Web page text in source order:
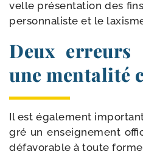
velle pré­sen­ta­tion des
per­son­na­liste et le
Deux erreurs
une mentalité
Il est éga­le­ment
gré un ensei­gne­ment
défa­vo­rable à toute